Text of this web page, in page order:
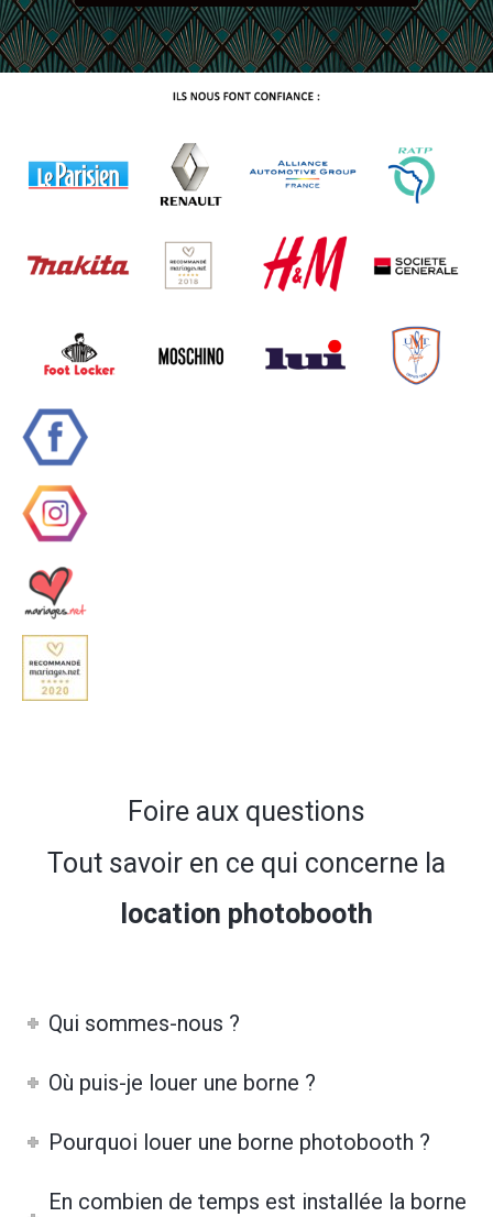
Foire aux questions
Tout savoir en ce qui concerne la
location photobooth
Qui sommes-nous ?
Où puis-je louer une borne ?
Pourquoi louer une borne photobooth ?
En combien de temps est installée la borne